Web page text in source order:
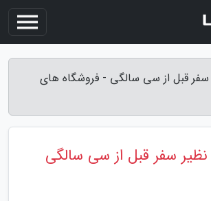
سفر قبل از سی سالگی - فروشگاه های
سفر قبل از سی سالگی